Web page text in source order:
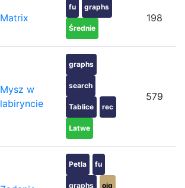
Matrix
fu graphs
Średnie
198
Mysz w
labiryncie
graphs
search
Tablice rec
Łatwe
579
Petla fu
graphs oig